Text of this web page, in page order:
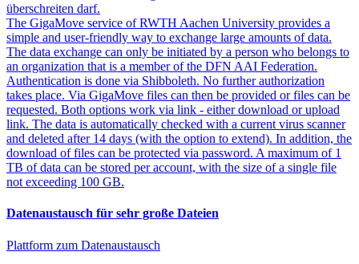
überschreiten darf.
The GigaMove service of RWTH Aachen University provides a
simple and user-friendly way to exchange large amounts of data.
The data exchange can only be initiated by a person who belongs to
an organization that is a member of the DFN AAI Federation.
Authentication is done via Shibboleth. No further authorization
takes place. Via GigaMove files can then be provided or files can be
requested. Both options work via link - either download or upload
link. The data is automatically checked with a current virus scanner
and deleted after 14 days (with the option to extend). In addition, the
download of files can be protected via password. A maximum of 1
TB of data can be stored per account, with the size of a single file
not exceeding 100 GB.
Datenaustausch für sehr große Dateien
Plattform zum Datenaustausch